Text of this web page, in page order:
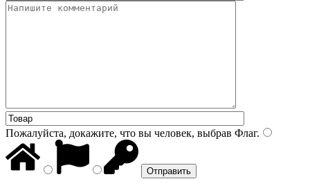
Пожалуйста, докажите, что вы человек, выбрав Флаг.